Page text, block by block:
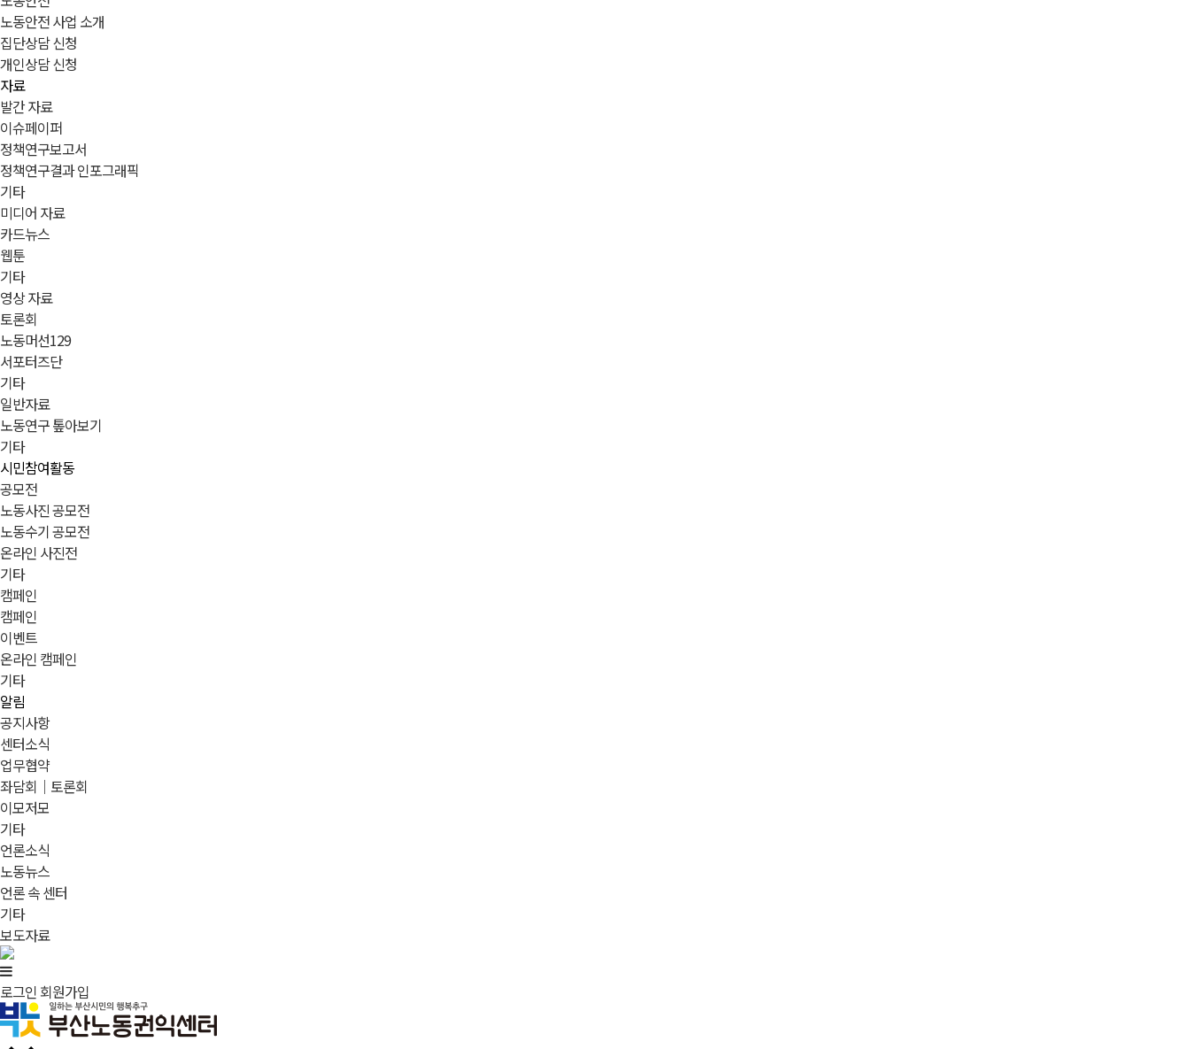
노동안전 사업 소개
집단상담 신청
개인상담 신청
자료
발간 자료
이슈페이퍼
정책연구보고서
정책연구결과 인포그래픽
기타
미디어 자료
카드뉴스
웹툰
기타
영상 자료
토론회
노동머선129
서포터즈단
기타
일반자료
노동연구 톺아보기
기타
시민참여활동
공모전
노동사진 공모전
노동수기 공모전
온라인 사진전
기타
캠페인
캠페인
이벤트
온라인 캠페인
기타
알림
공지사항
센터소식
업무협약
좌담회｜토론회
이모저모
기타
언론소식
노동뉴스
언론 속 센터
기타
보도자료
로그인 회원가입